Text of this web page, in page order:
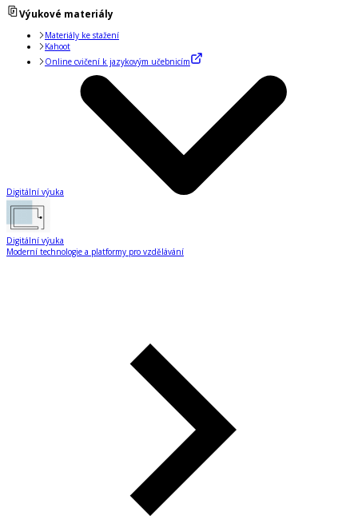
Výukové materiály
Materiály ke stažení
Kahoot
Online cvičení k jazykovým učebnicím
Digitální výuka
Digitální výuka
Moderní technologie a platformy pro vzdělávání